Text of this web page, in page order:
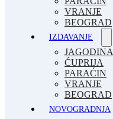
VRANJE
BEOGRAD
IZDAVANJE
JAGODINA
ĆUPRIJA
PARAĆIN
VRANJE
BEOGRAD
NOVOGRADNJA